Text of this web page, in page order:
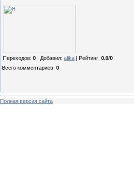
Переходов: 0 | Добавил: alika | Рейтинг: 0.0/0
Всего комментариев: 0
Полная версия сайта